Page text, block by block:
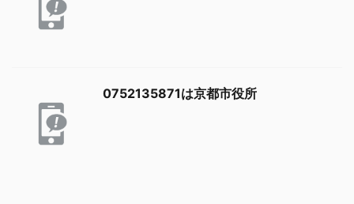
0752135871は京都市役所